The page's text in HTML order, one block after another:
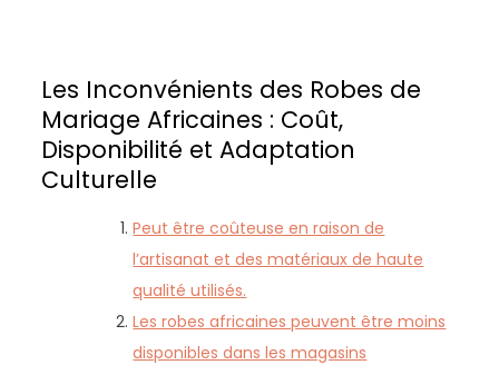
Les Inconvénients des Robes de
Mariage Africaines : Coût,
Disponibilité et Adaptation
Culturelle
Peut être coûteuse en raison de
l’artisanat et des matériaux de haute
qualité utilisés.
Les robes africaines peuvent être moins
disponibles dans les magasins